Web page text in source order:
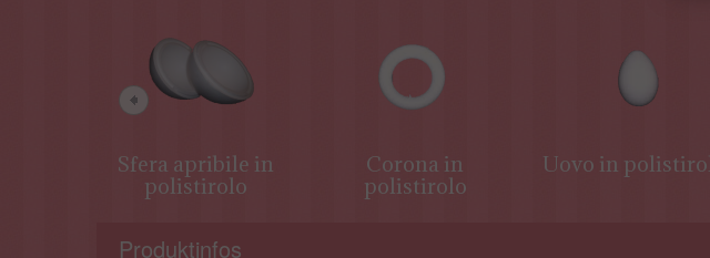
Sfera apribile in
polistirolo
Corona in
polistirolo
Uovo in
Produktinfos